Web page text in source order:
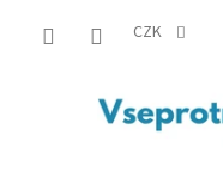
CZK